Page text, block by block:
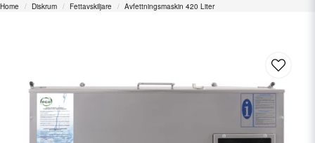
Home Diskrum Fettavskiljare Avfettningsmaskin 420 Liter